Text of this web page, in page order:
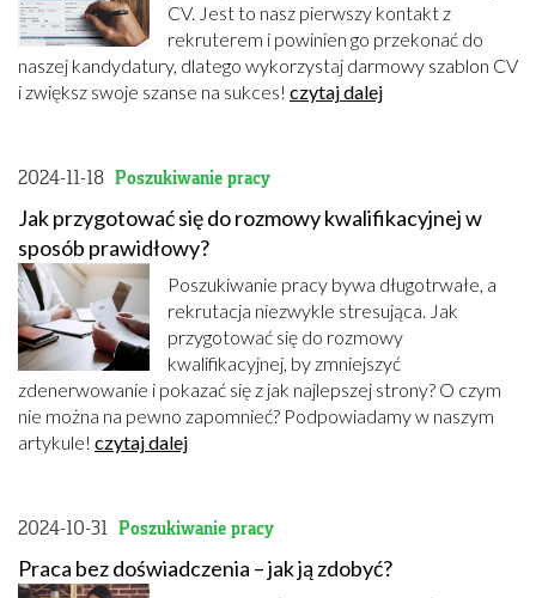
CV. Jest to nasz pierwszy kontakt z
rekruterem i powinien go przekonać do
naszej kandydatury, dlatego wykorzystaj darmowy szablon CV
i zwiększ swoje szanse na sukces! czytaj dalej
2024-11-18 Poszukiwanie pracy
Jak przygotować się do rozmowy kwalifikacyjnej w
sposób prawidłowy?
Poszukiwanie pracy bywa długotrwałe, a
rekrutacja niezwykle stresująca. Jak
przygotować się do rozmowy
kwalifikacyjnej, by zmniejszyć
zdenerwowanie i pokazać się z jak najlepszej strony? O czym
nie można na pewno zapomnieć? Podpowiadamy w naszym
artykule! czytaj dalej
2024-10-31 Poszukiwanie pracy
Praca bez doświadczenia – jak ją zdobyć?